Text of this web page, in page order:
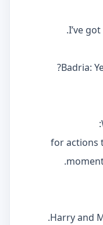
I’ve
Badria:
. for